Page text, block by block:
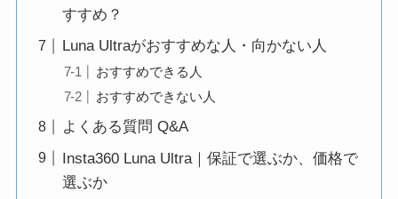
すすめ？
Luna Ultraがおすすめな人・向かない人
おすすめできる人
おすすめできない人
よくある質問 Q&A
Insta360 Luna Ultra｜保証で選ぶか、価格で
選ぶか